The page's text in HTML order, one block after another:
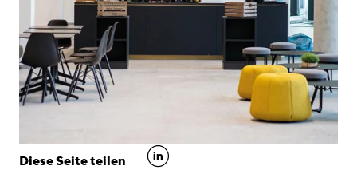
Diese Seite teilen linkedin